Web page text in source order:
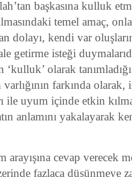
başkasına kulluk
temel amaç,
dolayı, kendi var
getirme isteği
‘kulluk’ olarak
farkında olarak,
ile uyum içinde etkin
anlamını yakalayarak
arayışına cevap verecek
fazlaca düşünmeye